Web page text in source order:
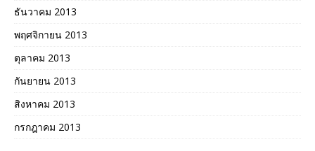
ธันวาคม 2013
พฤศจิกายน 2013
ตุลาคม 2013
กันยายน 2013
สิงหาคม 2013
กรกฎาคม 2013